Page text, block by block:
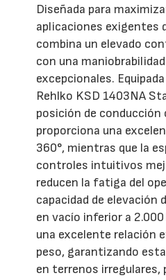
Diseñada para
aplicaciones exigentes
combina un elevado
con una
excepcionales.
Rehlko KSD 1403NA
posición de conducción
proporciona una
360°, mientras que la
controles intuitivos
reducen la fatiga del
capacidad de elevación
en vacío inferior a
una excelente relación
peso, garantizando
en terrenos irregulares,